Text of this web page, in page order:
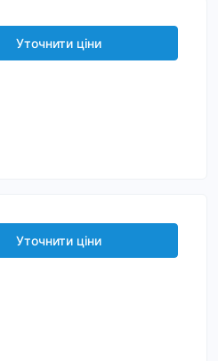
Уточнити ціни
Уточнити ціни